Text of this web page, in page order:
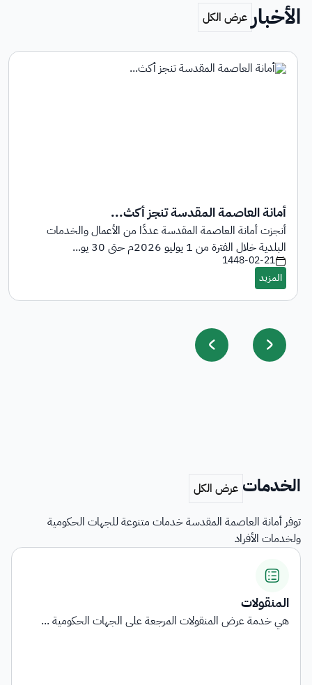
الأخبار
أمانة العاصمة المقدسة تنجز أكث...
أنجزت أمانة العاصمة المقدسة عددًا من الأعمال والخدمات
البلدية خلال الفترة من 1 يوليو 2026م حتى 30 يو...
1448-02-21
الخدمات
توفر أمانة العاصمة المقدسة خدمات متنوعة للجهات الحكومية
ولخدمات الأفراد
المنقولات
هي خدمة عرض المنقولات المرجعة على الجهات الحكومية ...